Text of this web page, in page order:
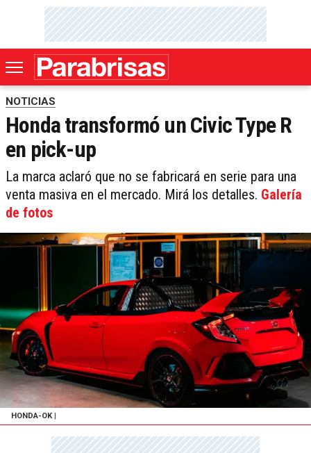
NOTICIAS
Honda transformó un Civic Type R
en pick-up
La marca aclaró que no se fabricará en serie para una
venta masiva en el mercado. Mirá los detalles. Galería
de fotos
HONDA-OK|